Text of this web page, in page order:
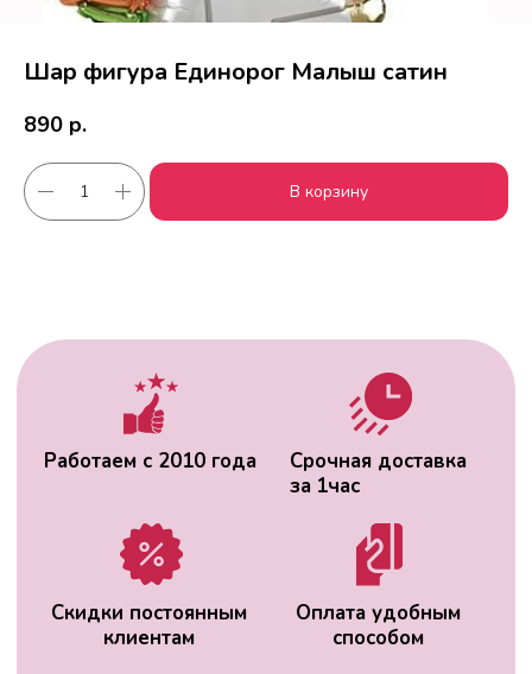
Шар фигура Единорог Малыш сатин
890 р.
В корзину
Работаем с 2010 года
Срочная доставка
Гарантия качества
ВАС МОЖЕТ
ЗАИНТЕРЕСОВАТЬ